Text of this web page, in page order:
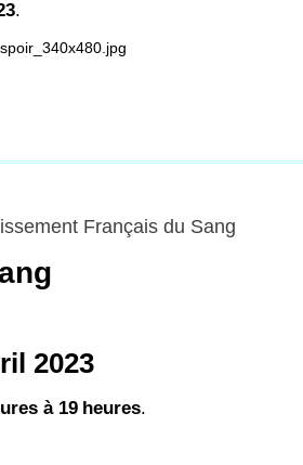
.
Français du Sang
2023
à 19 heures.